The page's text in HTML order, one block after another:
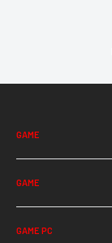
GAME
Albion
Among Us
Apex Legends
Ark
GAME
Halo Infinite
Hearthstone
GAME PC